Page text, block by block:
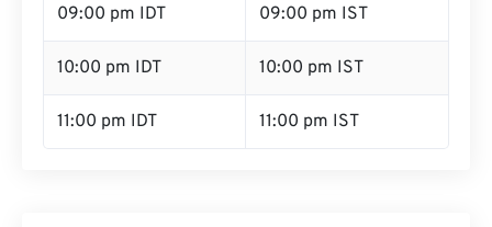
09:00 pm IDT 09:00 pm IST
10:00 pm IDT 10:00 pm IST
11:00 pm IDT 11:00 pm IST